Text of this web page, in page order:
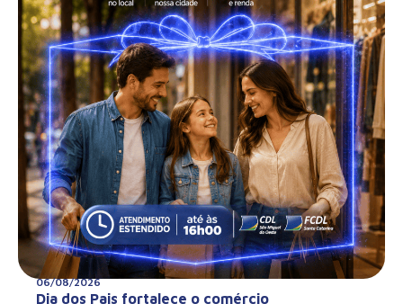
06/08/2026
Dia dos Pais fortalece o comércio